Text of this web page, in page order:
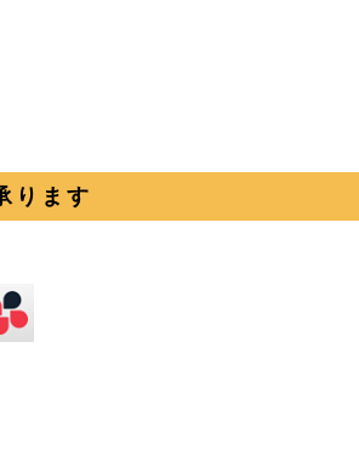
ります